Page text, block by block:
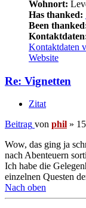
Wohnort:
Has thanked:
Been
Kontaktdaten
Website
Re: Vignetten
Zitat
Beitrag von phil »
Wow, das ging ja
nach Abenteuern
Ich habe die
einzelnen Questen
Nach oben